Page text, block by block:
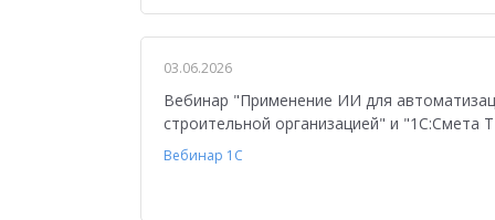
03.06.2026
Вебинар "Применение ИИ для
строительной организацией" и
Вебинар 1С